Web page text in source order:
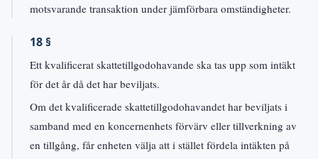
motsvarande transaktion under jämförbara omständigheter.
18 §
Ett kvalificerat skattetillgodohavande ska tas upp som intäkt
för det år då det har beviljats.
Om det kvalificerade skattetillgodohavandet har beviljats i
samband med en koncernenhets förvärv eller tillverkning av
en tillgång, får enheten välja att i stället fördela intäkten på